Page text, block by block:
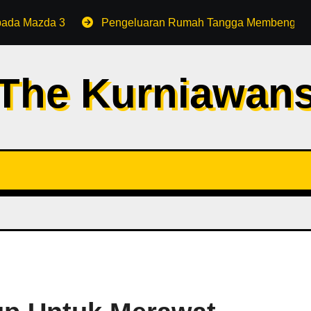
Mazda 3 Pengeluaran Rumah Tangga